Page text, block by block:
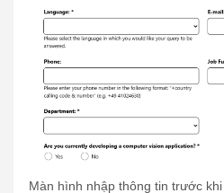
Màn hình nhập thông tin trước